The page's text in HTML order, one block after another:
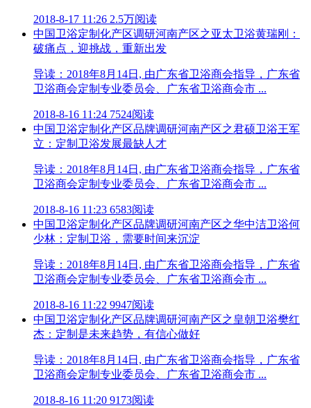
2018-8-17 11:26 2.5万阅读
中国卫浴定制化产区调研河南产区之亚太卫浴黄瑞刚：
破痛点，迎挑战，重新出发
导读：2018年8月14日, 由广东省卫浴商会指导，广东省
卫浴商会定制专业委员会、广东省卫浴商会市 ...
2018-8-16 11:24 7524阅读
中国卫浴定制化产区品牌调研河南产区之君硕卫浴王军
立：定制卫浴发展最缺人才
导读：2018年8月14日, 由广东省卫浴商会指导，广东省
卫浴商会定制专业委员会、广东省卫浴商会市 ...
2018-8-16 11:23 6583阅读
中国卫浴定制化产区品牌调研河南产区之华中洁卫浴何
少林：定制卫浴，需要时间来沉淀
导读：2018年8月14日, 由广东省卫浴商会指导，广东省
卫浴商会定制专业委员会、广东省卫浴商会市 ...
2018-8-16 11:22 9947阅读
中国卫浴定制化产区品牌调研河南产区之皇朝卫浴樊红
杰：定制是未来趋势，有信心做好
导读：2018年8月14日, 由广东省卫浴商会指导，广东省
卫浴商会定制专业委员会、广东省卫浴商会市 ...
2018-8-16 11:20 9173阅读